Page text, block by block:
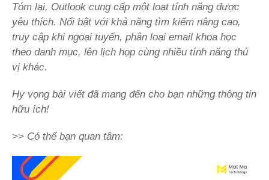
Tóm lại, Outlook cung cấp một loạt tính năng được
yêu thích. Nổi bật với khả năng tìm kiếm nâng cao,
truy cập khi ngoại tuyến, phân loại email khoa học
theo danh mục, lên lịch họp cùng nhiều tính năng thú
vị khác.
Hy vọng bài viết đã mang đến cho bạn những thông tin
hữu ích!
>> Có thể bạn quan tâm: